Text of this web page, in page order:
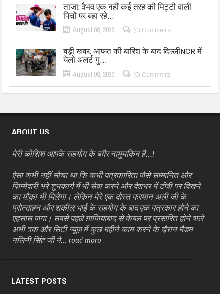
ताजा: वैभव एक नहीं कई तरह की मिट्टी वाली
पिचों पर बहा रहे…
August 08, 2026 (0) Comments
बड़ी खबर: आफत की बारिश के बाद दिल्लीNCR में
येलो अलर्ट गु…
August 08, 2026 (0) Comments
ABOUT US
मेरी कोशिश आपके सहयोग के बग़ैर नामुमकिन है…!
ऐसा कभी नहीं सोचा था कि कभी पत्रकारिता जैसे सम्मानित और
ज़िम्मेदारी भरे शुभकार्य में भी सेवा करने और देशभर में टीवी पर दिखने
का मौक़ा भी मिलेगा। लेकिन मेरे एक दोस्त फरमान अली जी के
प्रोत्साहन और शकील भाई के सहयोग के बाद एक पत्रकार होने का
एहसास जगा। सबसे पहले ग़ाजियाबाद से केबल पर प्रसारित होने वाले
अभी तक और सिटी न्यूज़ में कुछ महीने काम करने के दौरान मैडम
नलिनी सिंह जी ने...read more
LATEST POSTS